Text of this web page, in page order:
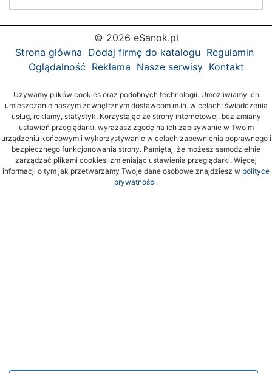
© 2026 eSanok.pl
Strona główna Dodaj firmę do katalogu Regulamin
Oglądalność Reklama Nasze serwisy Kontakt
Używamy plików cookies oraz podobnych technologii. Umożliwiamy ich
umieszczanie naszym zewnętrznym dostawcom m.in. w celach: świadczenia
usług, reklamy, statystyk. Korzystając ze strony internetowej, bez zmiany
ustawień przeglądarki, wyrażasz zgodę na ich zapisywanie w Twoim
urządzeniu końcowym i wykorzystywanie w celach zapewnienia poprawnego i
bezpiecznego funkcjonowania strony. Pamiętaj, że możesz samodzielnie
zarządzać plikami cookies, zmieniając ustawienia przeglądarki. Więcej
informacji o tym jak przetwarzamy Twoje dane osobowe znajdziesz w polityce
prywatności.